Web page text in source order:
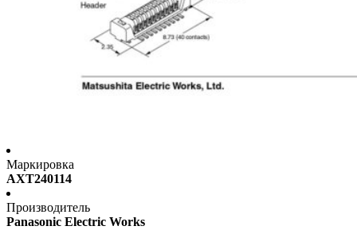
Маркировка
AXT240114
Производитель
Panasonic Electric Works